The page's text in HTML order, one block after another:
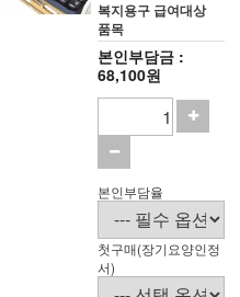
복지용구 급여대상
품목
본인부담금 :
68,100원
본인부담율
첫구매(장기요양인정
서)